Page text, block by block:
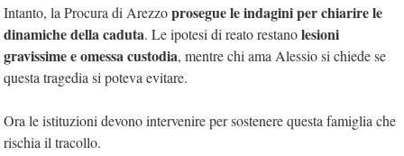
Intanto, la Procura di Arezzoprosegue le indagini per chiarire le
dinamiche della caduta. Le ipotesi di reato restanolesioni
gravissime e omessa custodia, mentre chi ama Alessio si chiede se
questa tragedia si poteva evitare.
Ora le istituzioni devono intervenire per sostenere questa famiglia che
rischia il tracollo.